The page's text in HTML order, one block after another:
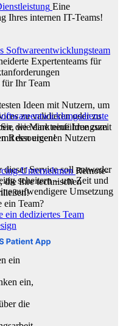
Ideen mit Nutzern, um
zu validieren oder zu
wie eine neue Idee zum
den eigenen Nutzern
Service soll entweder
scheitern – um Zeit und
aufwendigere Umsetzung
Eine
Ihres internen IT-Teams!
Softwareentwicklungsteam
Expertenteams für
Ihr Team
die Markteinführungszeit
Ressourcen!
Unternehmen Remote-
die Ihre technischen
ein Team?
ein dediziertes Team
ein
ein,
die